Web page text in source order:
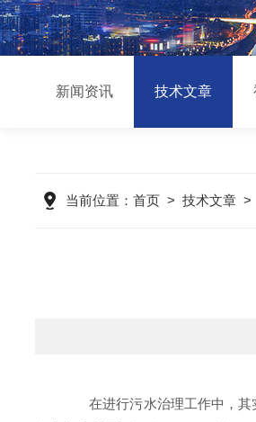
新闻资讯 技术文章
当前位置： 首页 > 技术文章 >
在进行污水治理工作中，其实